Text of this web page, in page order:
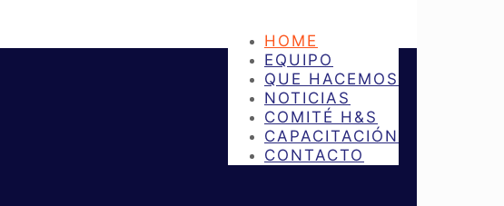
HOME
EQUIPO
QUE HACEMOS
NOTICIAS
COMITÉ H&S
CAPACITACIÓN
CONTACTO